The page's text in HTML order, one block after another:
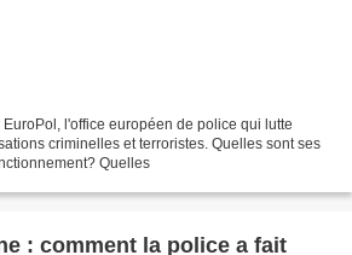
l'office européen de police qui lutte
criminelles et terroristes. Quelles sont ses
Quelles
: comment la police a fait